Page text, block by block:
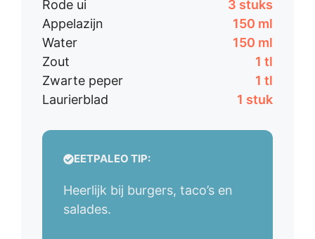
Rode ui
3 stuks
Appelazijn
150 ml
Water
150 ml
Zout
1 tl
Zwarte peper
1 tl
Laurierblad
1 stuk
EETPALEO TIP:
Heerlijk bij burgers, taco’s en
salades.